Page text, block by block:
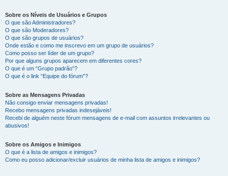
Sobre os Níveis de Usuários e Grupos
O que são Administradores?
O que são Moderadores?
O que são grupos de usuários?
Onde estão e como me inscrevo em um grupo de usuários?
Como posso ser líder de um grupo?
Por que alguns grupos aparecem em diferentes cores?
O que é um “Grupo padrão”?
O que é o link “Equipe do fórum”?
Sobre as Mensagens Privadas
Não consigo enviar mensagens privadas!
Recebo mensagens privadas indesejáveis!
Recebi de alguém neste fórum mensagens de e-mail com assuntos irrelevantes ou
abusivos!
Sobre os Amigos e Inimigos
O que é a lista de amigos e inimigos?
Como eu posso adicionar/excluir usuários de minha lista de amigos e inimigos?